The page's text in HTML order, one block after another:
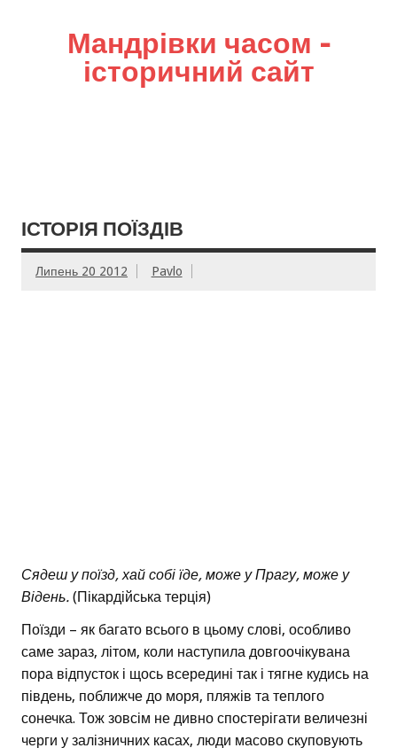
Мандрівки часом –
історичний сайт
ІСТОРІЯ ПОЇЗДІВ
Липень 20 2012 Pavlo
Сядеш у поїзд, хай собі їде, може у Прагу, може у
Відень. (Пікардійська терція)
Поїзди – як багато всього в цьому слові, особливо
саме зараз, літом, коли наступила довгоочікувана
пора відпусток і щось всередині так і тягне кудись на
південь, поближче до моря, пляжів та теплого
сонечка. Тож зовсім не дивно спостерігати величезні
черги у залізничних касах, люди масово скуповують